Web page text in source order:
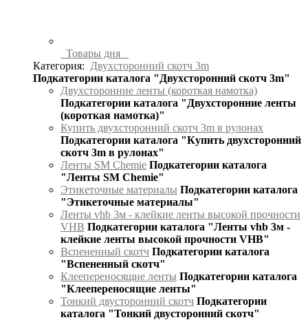
Товары дня
Категория:
Двухсторонний скотч 3m
Подкатегории каталога "Двухсторонний скотч 3m"
Двухсторонние ленты (короткая намотка)
Подкатегории каталога "Двухсторонние ленты
(короткая намотка)"
Купить двухсторонний скотч 3m в рулонах
Подкатегории каталога "Купить двухсторонний
скотч 3m в рулонах"
Ленты SM Chemie Подкатегории каталога
"Ленты SM Chemie"
Этикеточные материалы Подкатегории каталога
"Этикеточные материалы"
Ленты vhb 3м - клейкие ленты высокой прочности
VHB Подкатегории каталога "Ленты vhb 3м -
клейкие ленты высокой прочности VHB"
Вспененный скотч Подкатегории каталога
"Вспененный скотч"
Клеепереносящие ленты Подкатегории каталога
"Клеепереносящие ленты"
Тонкий двусторонний скотч Подкатегории
каталога "Тонкий двусторонний скотч"